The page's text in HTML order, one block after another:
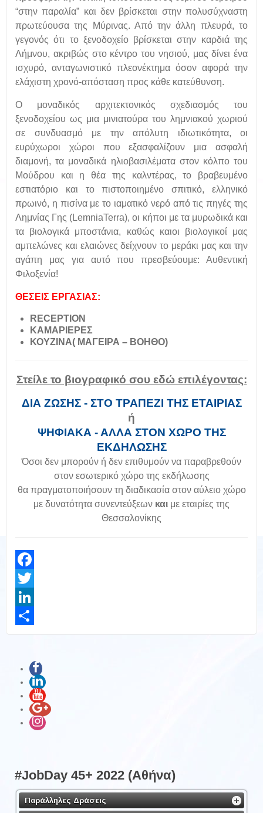
“στην παραλία” και δεν βρίσκεται στην πολυσύχναστη
πρωτεύουσα της Μύρινας. Από την άλλη πλευρά, το
γεγονός ότι το ξενοδοχείο βρίσκεται στην καρδιά της
Λήμνου, ακριβώς στο κέντρο του νησιού, μας δίνει ένα
ισχυρό, ανταγωνιστικό πλεονέκτημα όσον αφορά την
ελάχιστη χρονό-απόσταση προς κάθε κατεύθυνση.
Ο μοναδικός αρχιτεκτονικός σχεδιασμός του
ξενοδοχείου ως μια μινιατούρα του λημνιακού χωριού
σε συνδυασμό με την απόλυτη ιδιωτικότητα, οι
ευρύχωροι χώροι που εξασφαλίζουν μια ασφαλή
διαμονή, τα μοναδικά ηλιοβασιλέματα στον κόλπο του
Μούδρου και η θέα της καλντέρας, το βραβευμένο
εστιατόριο και το πιστοποιημένο σπιτικό, ελληνικό
πρωινό, η πισίνα με το ιαματικό νερό από τις πηγές της
Λημνίας Γης (LemniaTerra), οι κήποι με τα μυρωδικά και
τα βιολογικά μποστάνια, καθώς καιοι βιολογικοί μας
αμπελώνες και ελαιώνες δείχνουν το μεράκι μας και την
αγάπη μας για αυτό που πρεσβεύουμε: Αυθεντική
Φιλοξενία!
ΘΕΣΕΙΣ ΕΡΓΑΣΙΑΣ:
RECEPTION
ΚΑΜΑΡΙΕΡΕΣ
ΚΟΥΖΙΝΑ( ΜΑΓΕΙΡΑ – ΒΟΗΘΟ)
Στείλε το βιογραφικό σου εδώ επιλέγοντας:
ΔΙΑ ΖΩΣΗΣ - ΣΤΟ ΤΡΑΠΕΖΙ ΤΗΣ ΕΤΑΙΡΙΑΣ
ή
ΨΗΦΙΑΚΑ - ΑΛΛΑ ΣΤΟΝ ΧΩΡΟ ΤΗΣ
ΕΚΔΗΛΩΣΗΣ
Όσοι δεν μπορούν ή δεν επιθυμούν να παραβρεθούν
στον εσωτερικό χώρο της εκδήλωσης
θα πραγματοποιήσουν τη διαδικασία στον αύλειο χώρο
με δυνατότητα συνεντεύξεων και με εταιρίες της
Θεσσαλονίκης
Facebook
Twitter
LinkedIn
Share
#JobDay 45+ 2022 (Αθήνα)
Παράλληλες Δράσεις